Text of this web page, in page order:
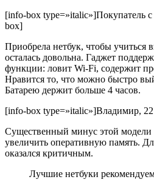
[info-box type=»italic»]Покупатель
box]
Приобрела нетбук, чтобы учиться
осталась довольна. Гаджет
функции: ловит Wi-Fi, содержит
Нравится то, что можно быстро
Батарею держит больше 4 часов.
[info-box type=»italic»]Владимир,
Существенный минус этой модели
увеличить оперативную память.
оказался критичным.
Лучшие нетбуки